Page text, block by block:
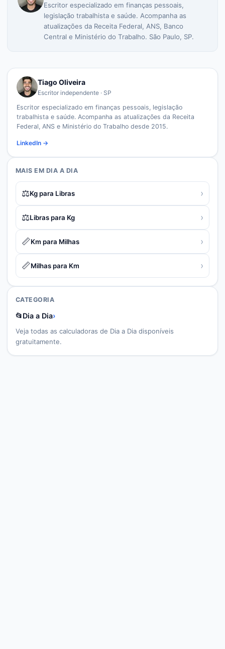
Escritor especializado em finanças pessoais,
legislação trabalhista e saúde. Acompanha as
atualizações da Receita Federal, ANS, Banco
Central e Ministério do Trabalho. São Paulo, SP.
Tiago Oliveira
Escritor independente · SP
Escritor especializado em finanças pessoais, legislação
trabalhista e saúde. Acompanha as atualizações da Receita
Federal, ANS e Ministério do Trabalho desde 2015.
LinkedIn →
MAIS EM DIA A DIA
⚖️Kg para Libras ›
⚖️Libras para Kg ›
📏Km para Milhas ›
📏Milhas para Km ›
CATEGORIA
📂Dia a Dia›
Veja todas as calculadoras de Dia a Dia disponíveis
gratuitamente.